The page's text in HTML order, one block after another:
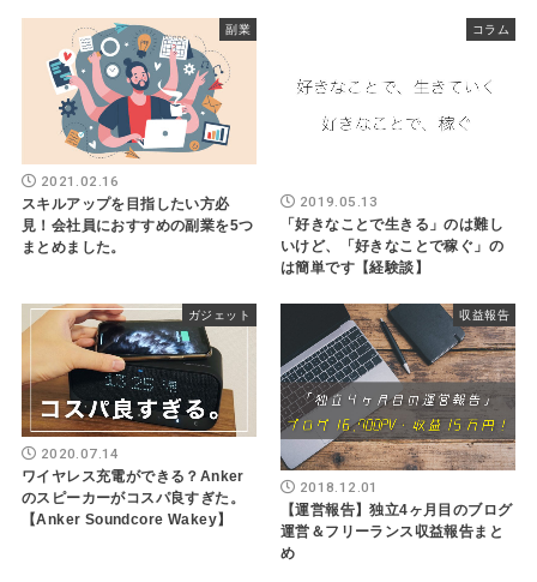
副業
2021.02.16
スキルアップを目指したい方必
見！会社員におすすめの副業を5つ
まとめました。
コラム
2019.05.13
「好きなことで生きる」のは難し
いけど、「好きなことで稼ぐ」の
は簡単です【経験談】
ガジェット
2020.07.14
ワイヤレス充電ができる？Anker
のスピーカーがコスパ良すぎた。
【Anker Soundcore Wakey】
収益報告
2018.12.01
【運営報告】独立4ヶ月目のブログ
運営＆フリーランス収益報告まと
め